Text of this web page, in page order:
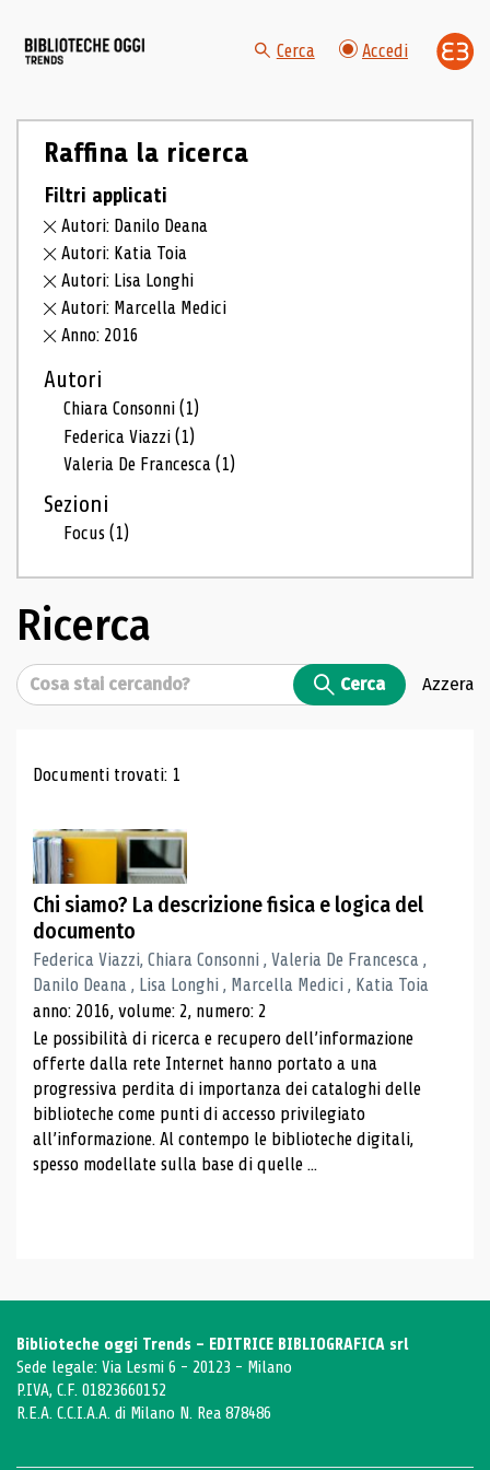
Cerca Accedi
Raffina la ricerca
Filtri applicati
Autori: Danilo Deana
Autori: Katia Toia
Autori: Lisa Longhi
Autori: Marcella Medici
Anno: 2016
Autori
Chiara Consonni(1)
Federica Viazzi(1)
Valeria De Francesca(1)
Sezioni
Focus(1)
Ricerca
Cerca Cerca Azzera
Risultati di ricerca
Documenti trovati: 1
Chi siamo? La descrizione fisica e logica del
documento
Federica Viazzi, Chiara Consonni , Valeria De Francesca ,
Danilo Deana , Lisa Longhi , Marcella Medici , Katia Toia
anno: 2016, volume: 2, numero: 2
Le possibilità di ricerca e recupero dell’informazione
offerte dalla rete Internet hanno portato a una
progressiva perdita di importanza dei cataloghi delle
biblioteche come punti di accesso privilegiato
all’informazione. Al contempo le biblioteche digitali,
spesso modellate sulla base di quelle ...
Biblioteche oggi Trends - EDITRICE BIBLIOGRAFICA srl
Sede legale: Via Lesmi 6 - 20123 - Milano
P.IVA, C.F. 01823660152
R.E.A. C.C.I.A.A. di Milano N. Rea 878486